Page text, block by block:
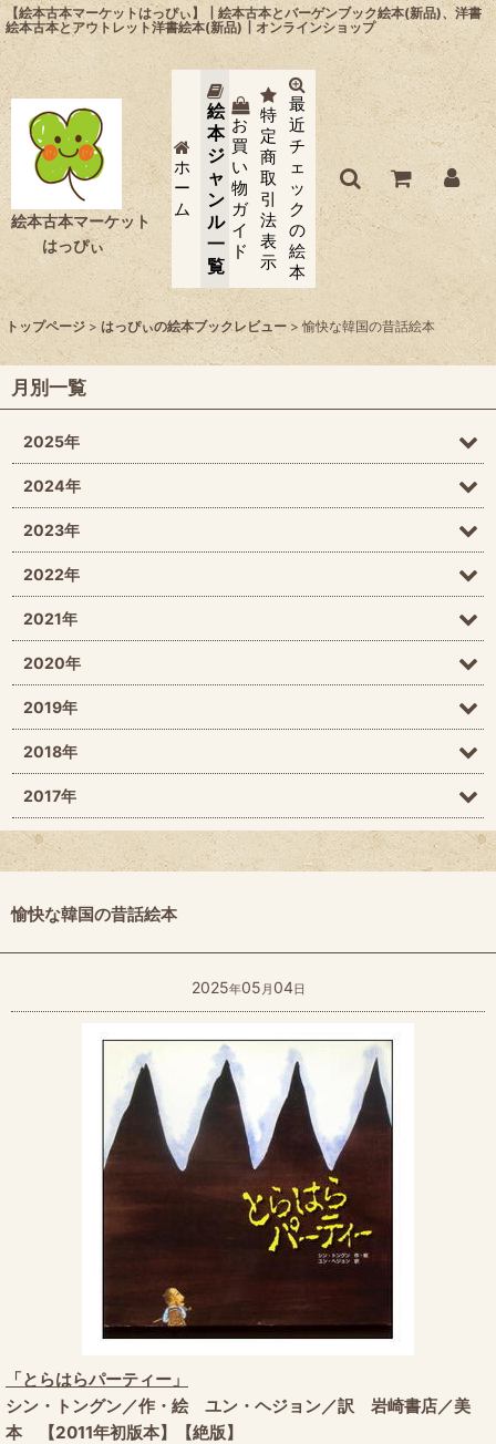
【絵本古本マーケットはっぴぃ】┃絵本古本とバーゲンブック絵本(新品)、洋書
絵本古本とアウトレット洋書絵本(新品)┃オンラインショップ
絵本古本マーケット
はっぴぃ
ホ
ー
ム
絵
本
ジ
ャ
ン
ル
一
覧
お
買
い
物
ガ
イ
ド
特
定
商
取
引
法
表
示
最
近
チ
ェ
ッ
ク
の
絵
本
トップページ > はっぴぃの絵本ブックレビュー > 愉快な韓国の昔話絵本
愉快な韓国の昔話絵本
2025年05 月 04日
「とらはらパーティー」
シン・トングン／作・絵 ユン・ヘジョン／訳 岩崎書店／美
本 【2011年初版本】【絶版】
月別一覧
2025年
2024年
2023年
2022年
2021年
2020年
2019年
2018年
2017年